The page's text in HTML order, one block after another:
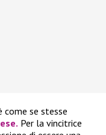
come se stesse
. Per la vincitrice